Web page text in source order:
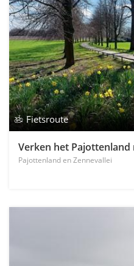
Fietsroute
Verken het Pajottenland
Pajottenland en Zennevallei